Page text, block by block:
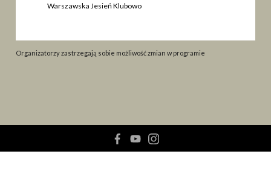
Warszawska Jesień Klubowo
Organizatorzy zastrzegają sobie możliwość zmian w programie
facebook
youtubeinstagram